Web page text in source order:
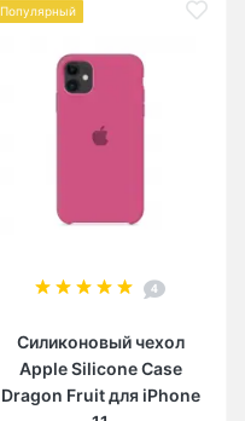
Популярный
4
Силиконовый чехол
Apple Silicone Case
Dragon Fruit для iPhone